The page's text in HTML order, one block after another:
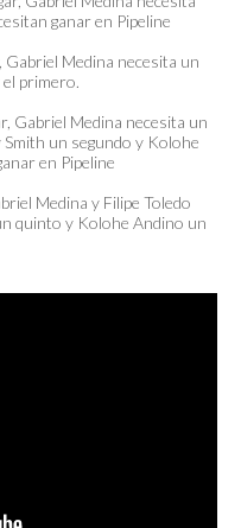
ganar en Pipeline
Medina necesita un
primero.
Gabriel Medina necesita un
un segundo y Kolohe
en Pipeline
Medina y Filipe Toledo
quinto y Kolohe Andino un